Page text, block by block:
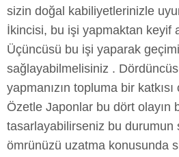
sizin doğal kabiliyetlerinizle
İkincisi, bu işi yapmaktan keyif
Üçüncüsü bu işi yaparak
sağlayabilmelisiniz .
yapmanızın topluma bir
Özetle Japonlar bu dört olayın
tasarlayabilirseniz bu durumun
ömrünüzü uzatma konusunda